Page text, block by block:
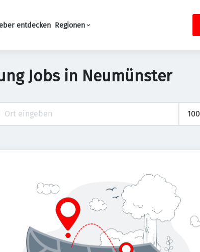
Navigation
entdecken Regionen
Jobs in Neumünster